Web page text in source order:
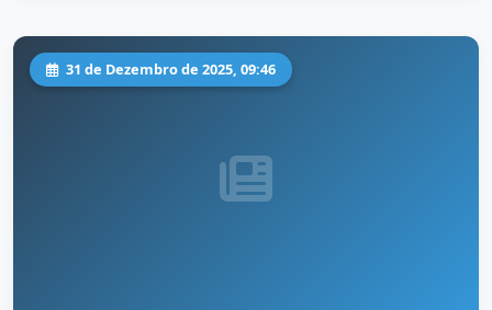
31 de Dezembro de 2025, 09:46